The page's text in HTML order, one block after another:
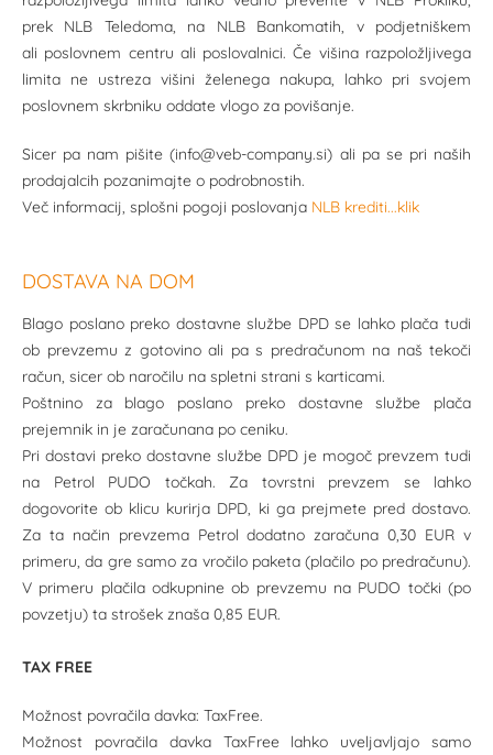
prek NLB Teledoma, na NLB Bankomatih, v podjetniškem
ali poslovnem centru ali poslovalnici. Če višina razpoložljivega
limita ne ustreza višini želenega nakupa, lahko pri svojem
poslovnem skrbniku oddate vlogo za povišanje.
Sicer pa nam pišite (info@veb-company.si) ali pa se pri naših
prodajalcih pozanimajte o podrobnostih.
Več informacij, splošni pogoji poslovanja NLB krediti...klik
DOSTAVA NA DOM
Blago poslano preko dostavne službe DPD se lahko plača tudi
ob prevzemu z gotovino ali pa s predračunom na naš tekoči
račun, sicer ob naročilu na spletni strani s karticami.
Poštnino za blago poslano preko dostavne službe plača
prejemnik in je zaračunana po ceniku.
Pri dostavi preko dostavne službe DPD je mogoč prevzem tudi
na Petrol PUDO točkah. Za tovrstni prevzem se lahko
dogovorite ob klicu kurirja DPD, ki ga prejmete pred dostavo.
Za ta način prevzema Petrol dodatno zaračuna 0,30 EUR v
primeru, da gre samo za vročilo paketa (plačilo po predračunu).
V primeru plačila odkupnine ob prevzemu na PUDO točki (po
povzetju) ta strošek znaša 0,85 EUR.
TAX FREE
Možnost povračila davka: TaxFree.
Možnost povračila davka TaxFree lahko uveljavljajo samo